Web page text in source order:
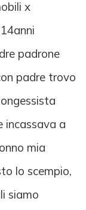
x
padrone
padre trovo
incassava a
mia
lo scempio,
siamo